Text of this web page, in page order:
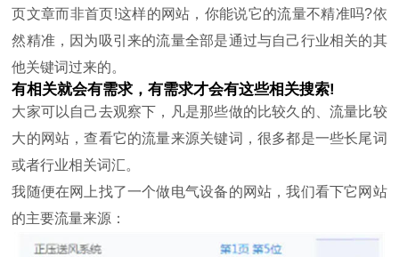
页文章而非首页!这样的网站，你能说它的流量不精准吗?依
然精准，因为吸引来的流量全部是通过与自己行业相关的其
他关键词过来的。
有相关就会有需求，有需求才会有这些相关搜索!
大家可以自己去观察下，凡是那些做的比较久的、流量比较
大的网站，查看它的流量来源关键词，很多都是一些长尾词
或者行业相关词汇。
我随便在网上找了一个做电气设备的网站，我们看下它网站
的主要流量来源：